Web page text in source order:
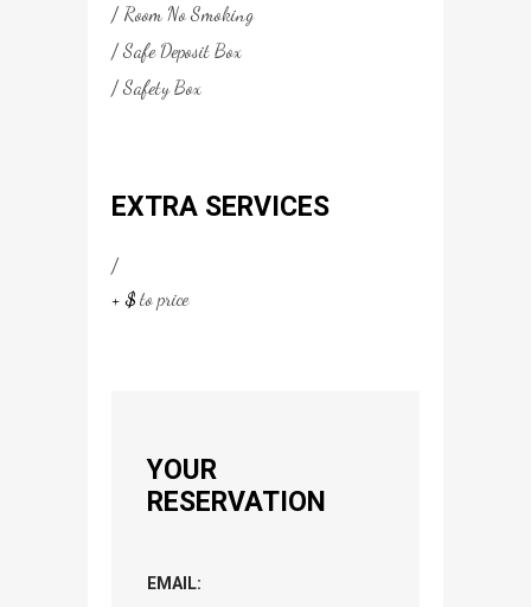
Room No Smoking
Safe Deposit Box
Safety Box
EXTRA SERVICES
+ $ to price
YOUR
RESERVATION
EMAIL: